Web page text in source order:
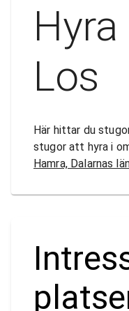
Los
Här hittar du
stugor att hyra i
Hamra, Dalarnas